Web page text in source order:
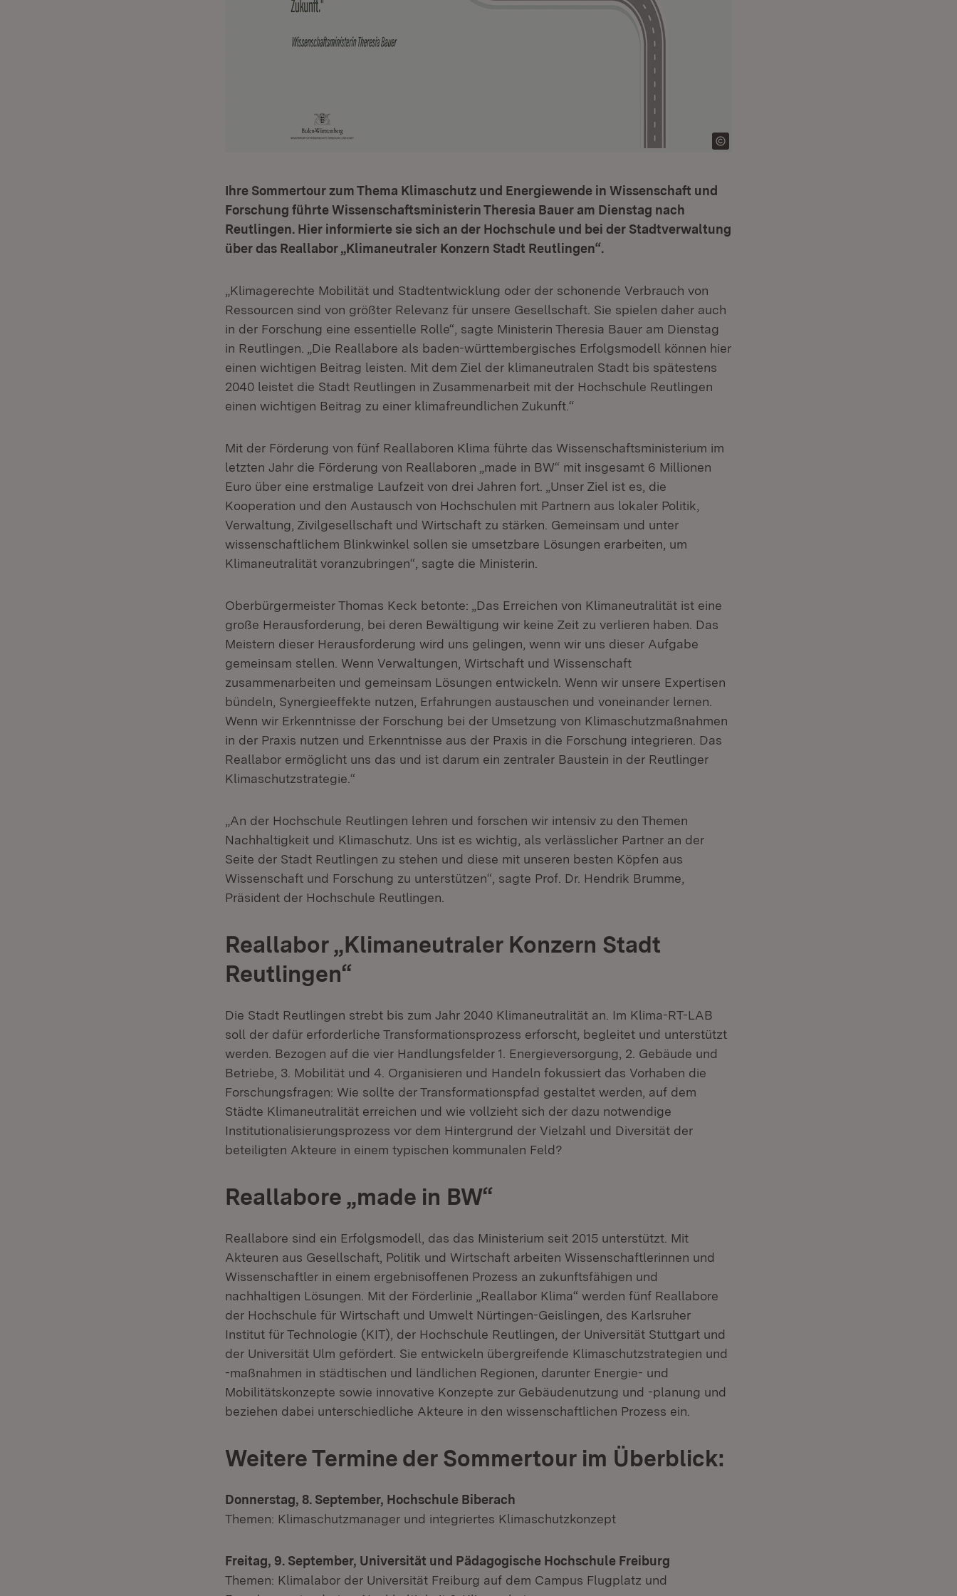
Ihre Sommertour zum Thema Klimaschutz und Energiewende in Wissenschaft und
Forschung führte Wissenschaftsministerin Theresia Bauer am Dienstag nach
Reutlingen. Hier informierte sie sich an der Hochschule und bei der Stadtverwaltung
über das Reallabor „Klimaneutraler Konzern Stadt Reutlingen“.
„Klimagerechte Mobilität und Stadtentwicklung oder der schonende Verbrauch von
Ressourcen sind von größter Relevanz für unsere Gesellschaft. Sie spielen daher auch
in der Forschung eine essentielle Rolle“, sagte Ministerin Theresia Bauer am Dienstag
in Reutlingen. „Die Reallabore als baden-württembergisches Erfolgsmodell können hier
einen wichtigen Beitrag leisten. Mit dem Ziel der klimaneutralen Stadt bis spätestens
2040 leistet die Stadt Reutlingen in Zusammenarbeit mit der Hochschule Reutlingen
einen wichtigen Beitrag zu einer klimafreundlichen Zukunft.“
Mit der Förderung von fünf Reallaboren Klima führte das Wissenschaftsministerium im
letzten Jahr die Förderung von Reallaboren „made in BW“ mit insgesamt 6 Millionen
Euro über eine erstmalige Laufzeit von drei Jahren fort. „Unser Ziel ist es, die
Kooperation und den Austausch von Hochschulen mit Partnern aus lokaler Politik,
Verwaltung, Zivilgesellschaft und Wirtschaft zu stärken. Gemeinsam und unter
wissenschaftlichem Blinkwinkel sollen sie umsetzbare Lösungen erarbeiten, um
Klimaneutralität voranzubringen“, sagte die Ministerin.
Oberbürgermeister Thomas Keck betonte: „Das Erreichen von Klimaneutralität ist eine
große Herausforderung, bei deren Bewältigung wir keine Zeit zu verlieren haben. Das
Meistern dieser Herausforderung wird uns gelingen, wenn wir uns dieser Aufgabe
gemeinsam stellen. Wenn Verwaltungen, Wirtschaft und Wissenschaft
zusammenarbeiten und gemeinsam Lösungen entwickeln. Wenn wir unsere Expertisen
bündeln, Synergieeffekte nutzen, Erfahrungen austauschen und voneinander lernen.
Wenn wir Erkenntnisse der Forschung bei der Umsetzung von Klimaschutzmaßnahmen
in der Praxis nutzen und Erkenntnisse aus der Praxis in die Forschung integrieren. Das
Reallabor ermöglicht uns das und ist darum ein zentraler Baustein in der Reutlinger
Klimaschutzstrategie.“
„An der Hochschule Reutlingen lehren und forschen wir intensiv zu den Themen
Nachhaltigkeit und Klimaschutz. Uns ist es wichtig, als verlässlicher Partner an der
Seite der Stadt Reutlingen zu stehen und diese mit unseren besten Köpfen aus
Wissenschaft und Forschung zu unterstützen“, sagte Prof. Dr. Hendrik Brumme,
Präsident der Hochschule Reutlingen.
Reallabor „Klimaneutraler Konzern Stadt
Reutlingen“
Die Stadt Reutlingen strebt bis zum Jahr 2040 Klimaneutralität an. Im Klima-RT-LAB
soll der dafür erforderliche Transformationsprozess erforscht, begleitet und unterstützt
werden. Bezogen auf die vier Handlungsfelder 1. Energieversorgung, 2. Gebäude und
Betriebe, 3. Mobilität und 4. Organisieren und Handeln fokussiert das Vorhaben die
Forschungsfragen: Wie sollte der Transformationspfad gestaltet werden, auf dem
Städte Klimaneutralität erreichen und wie vollzieht sich der dazu notwendige
Institutionalisierungsprozess vor dem Hintergrund der Vielzahl und Diversität der
beteiligten Akteure in einem typischen kommunalen Feld?
Reallabore „made in BW“
Reallabore sind ein Erfolgsmodell, das das Ministerium seit 2015 unterstützt. Mit
Akteuren aus Gesellschaft, Politik und Wirtschaft arbeiten Wissenschaftlerinnen und
Wissenschaftler in einem ergebnisoffenen Prozess an zukunftsfähigen und
nachhaltigen Lösungen. Mit der Förderlinie „Reallabor Klima“ werden fünf Reallabore
der Hochschule für Wirtschaft und Umwelt Nürtingen-Geislingen, des Karlsruher
Institut für Technologie (KIT), der Hochschule Reutlingen, der Universität Stuttgart und
der Universität Ulm gefördert. Sie entwickeln übergreifende Klimaschutzstrategien und
-maßnahmen in städtischen und ländlichen Regionen, darunter Energie- und
Mobilitätskonzepte sowie innovative Konzepte zur Gebäudenutzung und -planung und
beziehen dabei unterschiedliche Akteure in den wissenschaftlichen Prozess ein.
Weitere Termine der Sommertour im Überblick:
Donnerstag, 8. September, Hochschule Biberach
Themen: Klimaschutzmanager und integriertes Klimaschutzkonzept
Freitag, 9. September, Universität und Pädagogische Hochschule Freiburg
Themen: Klimalabor der Universität Freiburg auf dem Campus Flugplatz und